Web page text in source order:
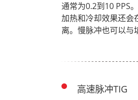
通常为0.2到10 PPS
加热和冷却效果还会
离。慢脉冲也可以与
高速脉冲TIG